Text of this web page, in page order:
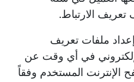
تعريف الارتباط.
ملفات تعريف
في أي وقت عن
الإنترنت المستخدم وفقاً